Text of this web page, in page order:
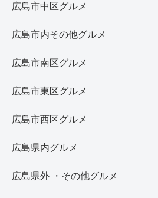
広島市中区グルメ
広島市内その他グルメ
広島市南区グルメ
広島市東区グルメ
広島市西区グルメ
広島県内グルメ
広島県外 ・その他グルメ